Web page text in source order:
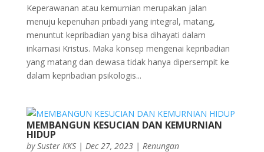
Keperawanan atau kemurnian merupakan jalan
menuju kepenuhan pribadi yang integral, matang,
menuntut kepribadian yang bisa dihayati dalam
inkarnasi Kristus. Maka konsep mengenai kepribadian
yang matang dan dewasa tidak hanya dipersempit ke
dalam kepribadian psikologis...
MEMBANGUN KESUCIAN DAN KEMURNIAN
HIDUP
bySuster KKS| Dec 27, 2023| Renungan